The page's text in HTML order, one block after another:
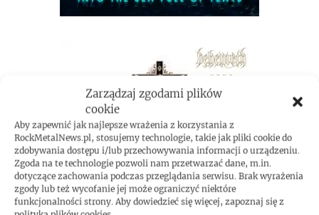
Zarządzaj zgodami plików
cookie
Aby zapewnić jak najlepsze wrażenia z korzystania z
RockMetalNews.pl, stosujemy technologie, takie jak pliki cookie do
zdobywania dostępu i/lub przechowywania informacji o urządzeniu.
Zgoda na te technologie pozwoli nam przetwarzać dane, m.in.
dotyczące zachowania podczas przeglądania serwisu. Brak wyrażenia
zgody lub też wycofanie jej może ograniczyć niektóre
funkcjonalności strony. Aby dowiedzieć się więcej, zapoznaj się z